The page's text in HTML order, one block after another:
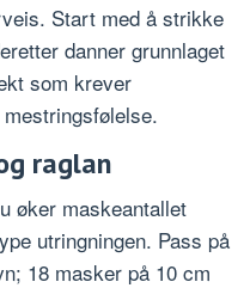
Start med å strikke
danner grunnlaget
som krever
raglan
øker maskeantallet
utringningen. Pass på
18 masker på 10 cm